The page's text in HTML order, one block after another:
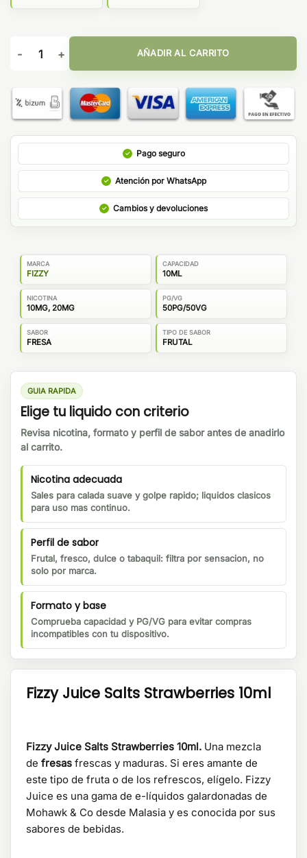
Fizzy Juice Salts Strawberries 10ml cantidad
AÑADIR AL CARRITO
Pago seguro
Atención por WhatsApp
Cambios y devoluciones
MARCA
FIZZY
CAPACIDAD
10ML
NICOTINA
10MG, 20MG
PG/VG
50PG/50VG
SABOR
FRESA
TIPO DE SABOR
FRUTAL
GUIA RAPIDA
Elige tu liquido con criterio
Revisa nicotina, formato y perfil de sabor antes de anadirlo
al carrito.
Nicotina adecuada
Sales para calada suave y golpe rapido; liquidos clasicos
para uso mas continuo.
Perfil de sabor
Frutal, fresco, dulce o tabaquil: filtra por sensacion, no
solo por marca.
Formato y base
Comprueba capacidad y PG/VG para evitar compras
incompatibles con tu dispositivo.
Fizzy Juice Salts Strawberries 10ml
Fizzy Juice Salts Strawberries 10ml. Una mezcla
de fresas frescas y maduras. Si eres amante de
este tipo de fruta o de los refrescos, elígelo. Fizzy
Juice es una gama de e-líquidos galardonadas de
Mohawk & Co desde Malasia y es conocida por sus
sabores de bebidas.